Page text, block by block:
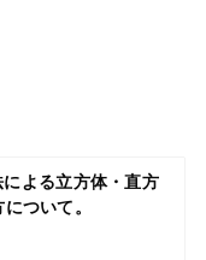
よる立方体・直方
ついて。